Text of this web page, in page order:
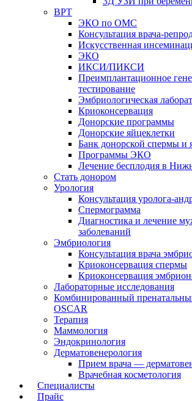
ВРТ
ЭКО по ОМС
Консультация врача-
Искусственная
ЭКО
ИКСИ/ПИКСИ
Преимплантационное
тестирование
Эмбриологическая
Криоконсервация
Донорские программы
Донорские яйцеклетки
Банк донорской спермы и
Программы ЭКО
Лечение бесплодия в
Стать донором
Урология
Консультация уролога-
Спермограмма
Диагностика и лечение
заболеваний
Эмбриология
Консультация врача
Криоконсервация спермы
Криоконсервация
Лабораторные исследования
Комбинированный
OSCAR
Терапия
Маммология
Эндокринология
Дерматовенерология
Прием врача —
Врачебная косметология
Специалисты
Прайс